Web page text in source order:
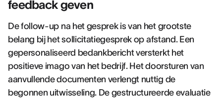
feedback geven
De follow-up na het gesprek is van het grootste
belang bij het sollicitatiegesprek op afstand. Een
gepersonaliseerd bedankbericht versterkt het
positieve imago van het bedrijf. Het doorsturen van
aanvullende documenten verlengt nuttig de
begonnen uitwisseling. De gestructureerde evaluatie